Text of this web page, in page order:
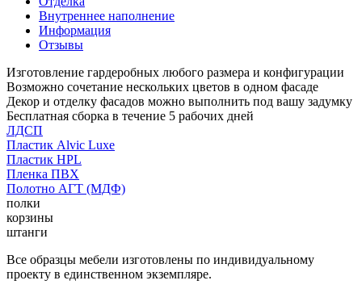
Внутреннее наполнение
Информация
Отзывы
Изготовление гардеробных любого размера и конфигурации
Возможно сочетание нескольких цветов в одном фасаде
Декор и отделку фасадов можно выполнить под вашу задумку
Бесплатная сборка в течение 5 рабочих дней
ЛДСП
Пластик Alvic Luxe
Пластик HPL
Пленка ПВХ
Полотно АГТ (МДФ)
полки
корзины
штанги
Все образцы мебели изготовлены по индивидуальному
проекту в единственном экземпляре.